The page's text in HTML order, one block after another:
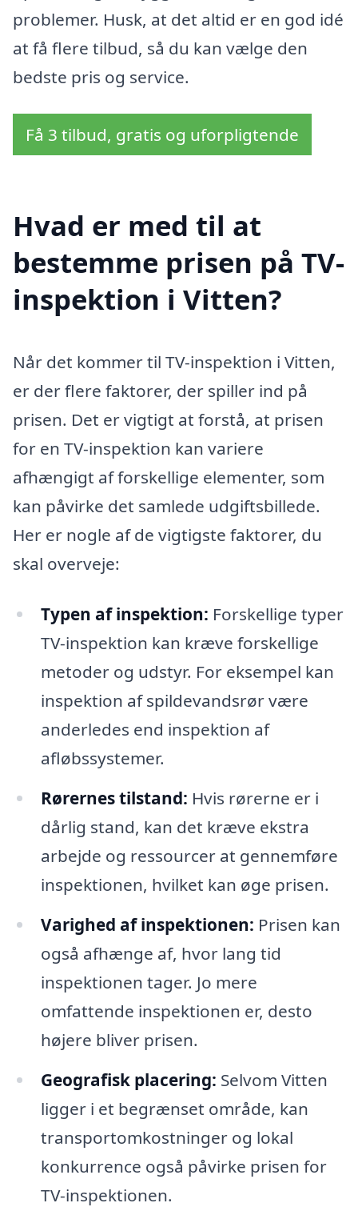
problemer. Husk, at det altid er en god idé
at få flere tilbud, så du kan vælge den
bedste pris og service.
Få 3 tilbud, gratis og uforpligtende
Hvad er med til at
bestemme prisen på TV-
inspektion i Vitten?
Når det kommer til TV-inspektion i Vitten,
er der flere faktorer, der spiller ind på
prisen. Det er vigtigt at forstå, at prisen
for en TV-inspektion kan variere
afhængigt af forskellige elementer, som
kan påvirke det samlede udgiftsbillede.
Her er nogle af de vigtigste faktorer, du
skal overveje:
Typen af inspektion: Forskellige typer
TV-inspektion kan kræve forskellige
metoder og udstyr. For eksempel kan
inspektion af spildevandsrør være
anderledes end inspektion af
afløbssystemer.
Rørernes tilstand: Hvis rørerne er i
dårlig stand, kan det kræve ekstra
arbejde og ressourcer at gennemføre
inspektionen, hvilket kan øge prisen.
Varighed af inspektionen: Prisen kan
også afhænge af, hvor lang tid
inspektionen tager. Jo mere
omfattende inspektionen er, desto
højere bliver prisen.
Geografisk placering: Selvom Vitten
ligger i et begrænset område, kan
transportomkostninger og lokal
konkurrence også påvirke prisen for
TV-inspektionen.